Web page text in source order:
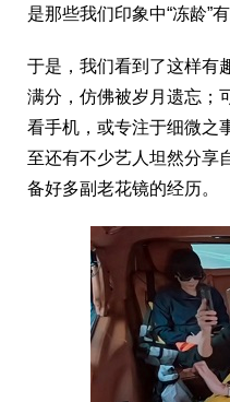
是那些我们印象中“冻龄”
于是，我们看到了这样有
满分，仿佛被岁月遗忘；
看手机，或专注于细微之
至还有不少艺人坦然分享
备好多副老花镜的经历。